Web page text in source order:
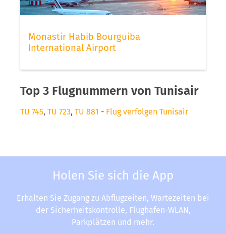
Monastir Habib Bourguiba
International Airport
Top 3 Flugnummern von Tunisair
TU 745, TU 723, TU 881 - Flug verfolgen Tunisair
Holen Sie sich die App
Erhalten Sie Zugang zu Abflugzeiten, Wartezeiten bei
der Sicherheitskontrolle, Flughafen-WLAN,
Parkplätzen und mehr.